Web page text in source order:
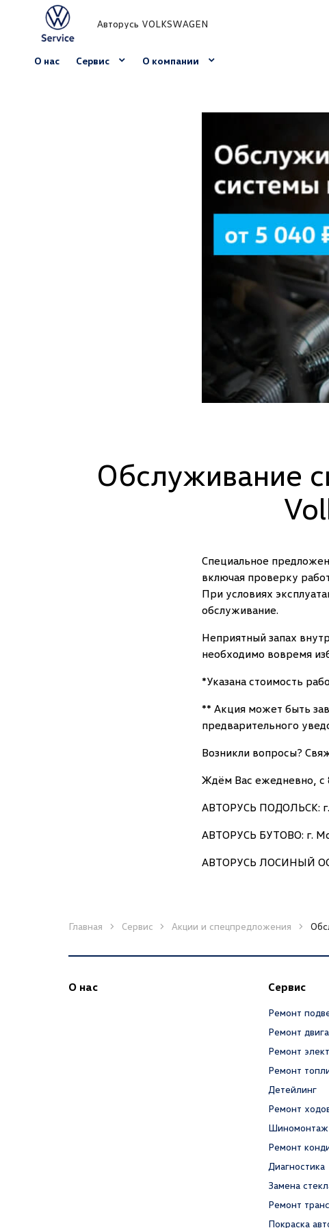
Авторусь VOLKSWAGEN
О нас Сервис О компании
Обслуживание
Специальное
включая проверку
При условиях
обслуживание.
Неприятный запах
необходимо вовремя
*Указана стоимость
** Акция может быть
предварительного
Возникли вопросы?
Ждём Вас ежедневно, с
АВТОРУСЬ ПОДОЛЬСК:
АВТОРУСЬ БУТОВО: г.
АВТОРУСЬ ЛОСИНЫЙ
Главная Сервис Акции и спецпредложения
О нас Сервис
Ремонт
Ремонт
Ремонт
Ремонт
Детейлинг
Ремонт
Шиномонтаж
Ремонт
Диагностика
Замена
Ремонт
Покраска